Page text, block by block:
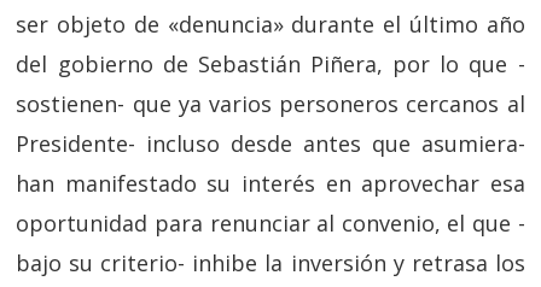
ser objeto de «denuncia» durante el último año
del gobierno de Sebastián Piñera, por lo que -
sostienen- que ya varios personeros cercanos al
Presidente- incluso desde antes que asumiera-
han manifestado su interés en aprovechar esa
oportunidad para renunciar al convenio, el que -
bajo su criterio- inhibe la inversión y retrasa los